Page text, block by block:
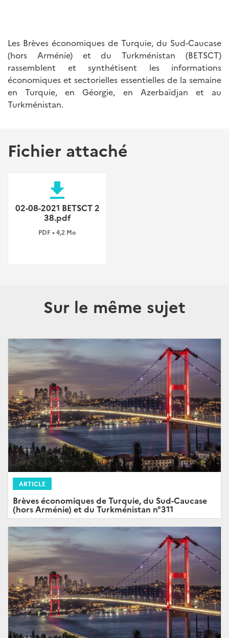
Les Brèves économiques de Turquie, du Sud-Caucase
(hors Arménie) et du Turkménistan (BETSCT)
rassemblent et synthétisent les informations
économiques et sectorielles essentielles de la semaine
en Turquie, en Géorgie, en Azerbaïdjan et au
Turkménistan.
Fichier attaché
file_download
02-08-2021 BETSCT 2
38.pdf
PDF • 4,2 Mo
Sur le même sujet
ARTICLE
Brèves économiques de Turquie, du Sud-Caucase
(hors Arménie) et du Turkménistan n°311